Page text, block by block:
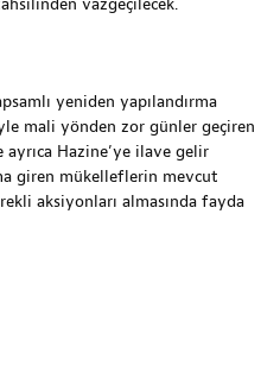
yeniden yapılandırma
mali yönden zor günler geçiren
Hazine’ye ilave gelir
giren mükelleflerin mevcut
aksiyonları almasında fayda